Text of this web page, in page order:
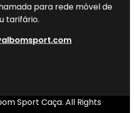
para rede móvel de
tarifário.
Sport Caça. All Rights